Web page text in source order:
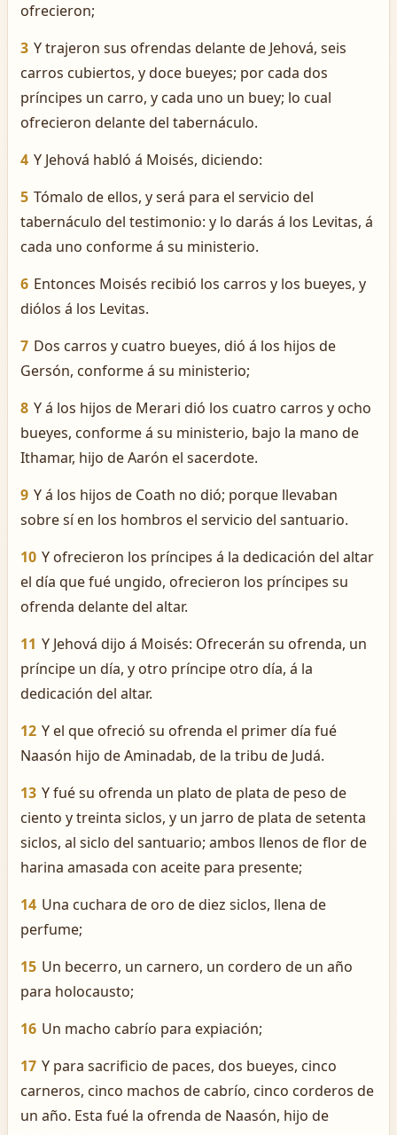
ofrecieron;
3 Y trajeron sus ofrendas delante de Jehová, seis
carros cubiertos, y doce bueyes; por cada dos
príncipes un carro, y cada uno un buey; lo cual
ofrecieron delante del tabernáculo.
4 Y Jehová habló á Moisés, diciendo:
5 Tómalo de ellos, y será para el servicio del
tabernáculo del testimonio: y lo darás á los Levitas, á
cada uno conforme á su ministerio.
6 Entonces Moisés recibió los carros y los bueyes, y
diólos á los Levitas.
7 Dos carros y cuatro bueyes, dió á los hijos de
Gersón, conforme á su ministerio;
8 Y á los hijos de Merari dió los cuatro carros y ocho
bueyes, conforme á su ministerio, bajo la mano de
Ithamar, hijo de Aarón el sacerdote.
9 Y á los hijos de Coath no dió; porque llevaban
sobre sí en los hombros el servicio del santuario.
10 Y ofrecieron los príncipes á la dedicación del altar
el día que fué ungido, ofrecieron los príncipes su
ofrenda delante del altar.
11 Y Jehová dijo á Moisés: Ofrecerán su ofrenda, un
príncipe un día, y otro príncipe otro día, á la
dedicación del altar.
12 Y el que ofreció su ofrenda el primer día fué
Naasón hijo de Aminadab, de la tribu de Judá.
13 Y fué su ofrenda un plato de plata de peso de
ciento y treinta siclos, y un jarro de plata de setenta
siclos, al siclo del santuario; ambos llenos de flor de
harina amasada con aceite para presente;
14 Una cuchara de oro de diez siclos, llena de
perfume;
15 Un becerro, un carnero, un cordero de un año
para holocausto;
16 Un macho cabrío para expiación;
17 Y para sacrificio de paces, dos bueyes, cinco
carneros, cinco machos de cabrío, cinco corderos de
un año. Esta fué la ofrenda de Naasón, hijo de